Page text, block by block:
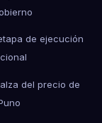
de ejecución
del precio de